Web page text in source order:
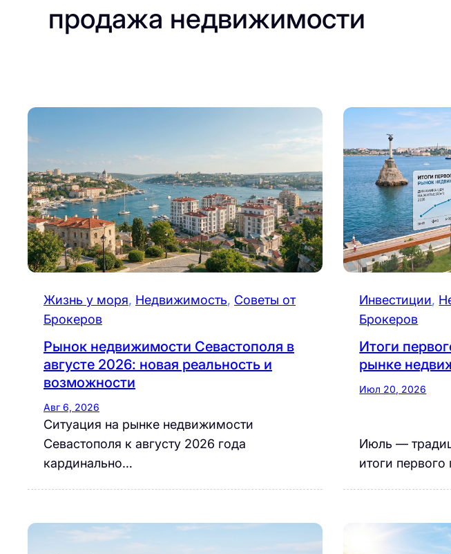
продажа недвижимости
Жизнь у моря, Недвижимость, Советы от
Брокеров
Рынок недвижимости Севастополя в
августе 2026: новая реальность и
возможности
Авг 6, 2026
Ситуация на рынке недвижимости
Севастополя к августу 2026 года
кардинально…
Инвестиции,
Брокеров
Итоги
рынке
Июл 20, 2026
Июль —
итоги